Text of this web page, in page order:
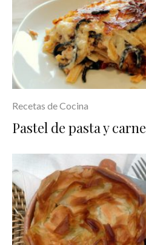
Recetas de Cocina
Pastel de pasta y carne